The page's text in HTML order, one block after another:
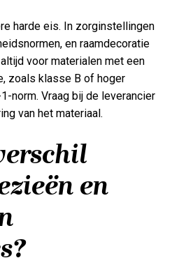
harde eis. In zorginstellingen
en raamdecoratie
voor materialen met een
zoals klasse B of hoger
norm. Vraag bij de leverancier
van het materiaal.
en